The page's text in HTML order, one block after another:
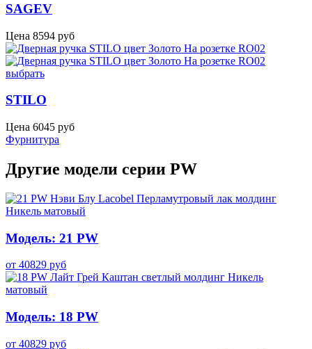
SAGEV
Цена 8594 руб
выбрать
STILO
Цена 6045 руб
Фурнитура
Другие модели серии PW
Модель: 21 PW
от 40829 руб
Модель: 18 PW
от 40829 руб